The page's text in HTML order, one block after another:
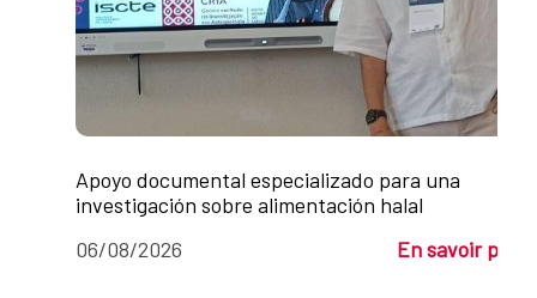
Apoyo documental especializado para una
investigación sobre alimentación halal
06/08/2026
En savoir plus